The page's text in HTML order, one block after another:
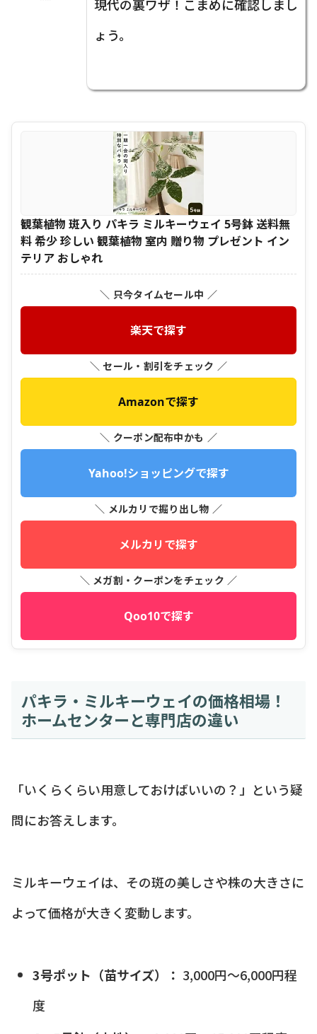
現代の裏ワザ！こまめに確認しまし
ょう。
観葉植物 斑入り パキラ ミルキーウェイ 5号鉢 送料無
料 希少 珍しい 観葉植物 室内 贈り物 プレゼント イン
テリア おしゃれ
＼ 只今タイムセール中 ／
楽天で探す
＼ セール・割引をチェック ／
Amazonで探す
＼ クーポン配布中かも ／
Yahoo!ショッピングで探す
＼ メルカリで掘り出し物 ／
メルカリで探す
＼ メガ割・クーポンをチェック ／
Qoo10で探す
パキラ・ミルキーウェイの価格相場！
ホームセンターと専門店の違い
「いくらくらい用意しておけばいいの？」という疑
問にお答えします。
ミルキーウェイは、その斑の美しさや株の大きさに
よって価格が大きく変動します。
3号ポット（苗サイズ）： 3,000円〜6,000円程
度